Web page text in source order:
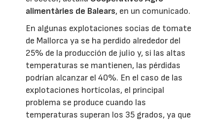
alimentàries de Balears, en un comunicado.
En algunas explotaciones socias de tomate
de Mallorca ya se ha perdido alrededor del
25% de la producción de julio y, si las altas
temperaturas se mantienen, las pérdidas
podrían alcanzar el 40%. En el caso de las
explotaciones hortícolas, el principal
problema se produce cuando las
temperaturas superan los 35 grados, ya que